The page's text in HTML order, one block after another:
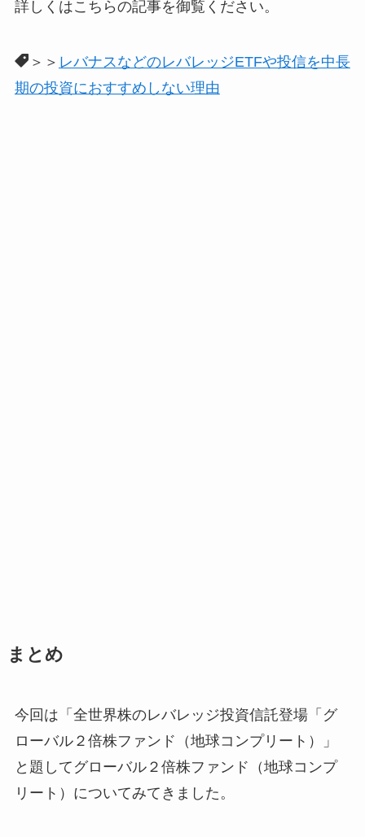
詳しくはこちらの記事を御覧ください。
＞＞ レバナスなどのレバレッジETFや投信を中長
期の投資におすすめしない理由
まとめ
今回は「全世界株のレバレッジ投資信託登場「グ
ローバル２倍株ファンド（地球コンプリート）」
と題してグローバル２倍株ファンド（地球コンプ
リート）についてみてきました。